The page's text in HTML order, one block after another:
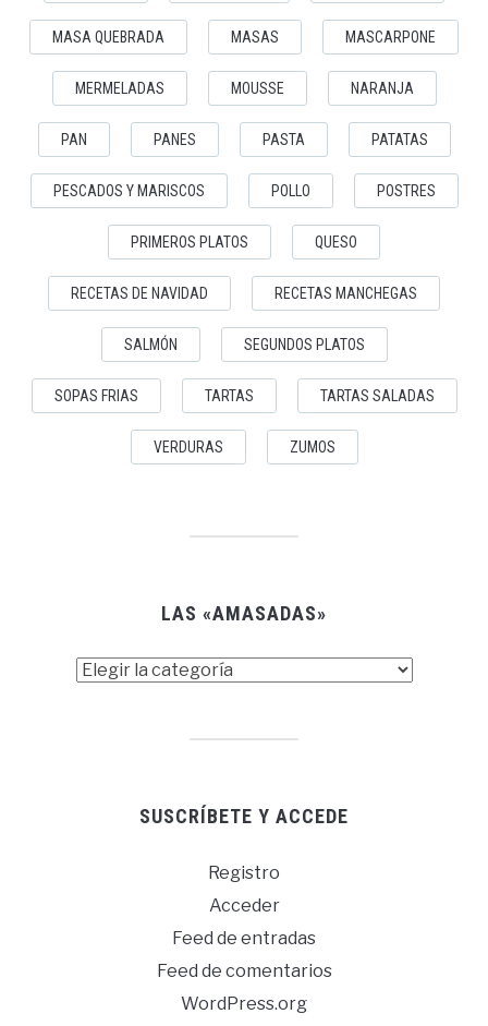
MASA QUEBRADA MASAS MASCARPONE
MERMELADAS MOUSSE NARANJA
PAN PANES PASTA PATATAS
PESCADOS Y MARISCOS POLLO POSTRES
PRIMEROS PLATOS QUESO
RECETAS DE NAVIDAD RECETAS MANCHEGAS
SALMÓN SEGUNDOS PLATOS
SOPAS FRIAS TARTAS TARTAS SALADAS
VERDURAS ZUMOS
LAS «AMASADAS»
SUSCRÍBETE Y ACCEDE
Registro
Acceder
Feed de entradas
Feed de comentarios
WordPress.org